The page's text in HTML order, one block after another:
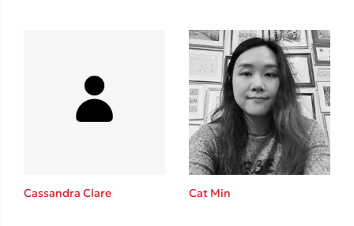
Στέφανος Ξενάκης
Το λεξικό της ζωής σου
Cassandra Clare Cat Min